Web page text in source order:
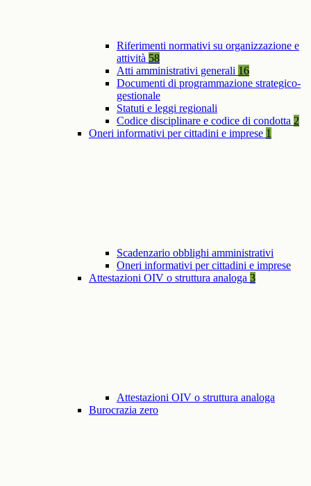
Riferimenti normativi su organizzazione e
attività 58
Atti amministrativi generali 16
Documenti di programmazione strategico-
gestionale
Statuti e leggi regionali
Codice disciplinare e codice di condotta 2
Oneri informativi per cittadini e imprese 1
Scadenzario obblighi amministrativi
Oneri informativi per cittadini e imprese
Attestazioni OIV o struttura analoga 3
Attestazioni OIV o struttura analoga
Burocrazia zero